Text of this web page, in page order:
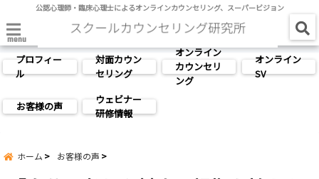
公認心理師・臨床心理士によるオンラインカウンセリング、スーパービジョン
menu
プロフィー
ル
対面カウン
セリング
オンライン
カウンセリ
ング
オンライン
SV
お客様の声
ウェビナー
研修情報
ホーム お客様の声